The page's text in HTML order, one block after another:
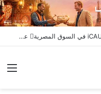
جي بي أوتو تستعد لإطلاق علامة iCAUR في السوق المصرية علامة عالمية جديدة لسيارات الطاقة الجديدة تجمع بين التكنولوجيا الذكية والتصميم الجريء وروح المغامر